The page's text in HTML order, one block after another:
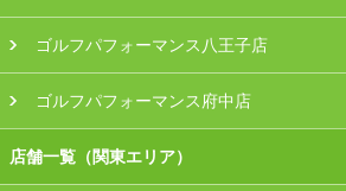
ゴルフパフォーマンス八王子店
ゴルフパフォーマンス府中店
店舗一覧（関東エリア）